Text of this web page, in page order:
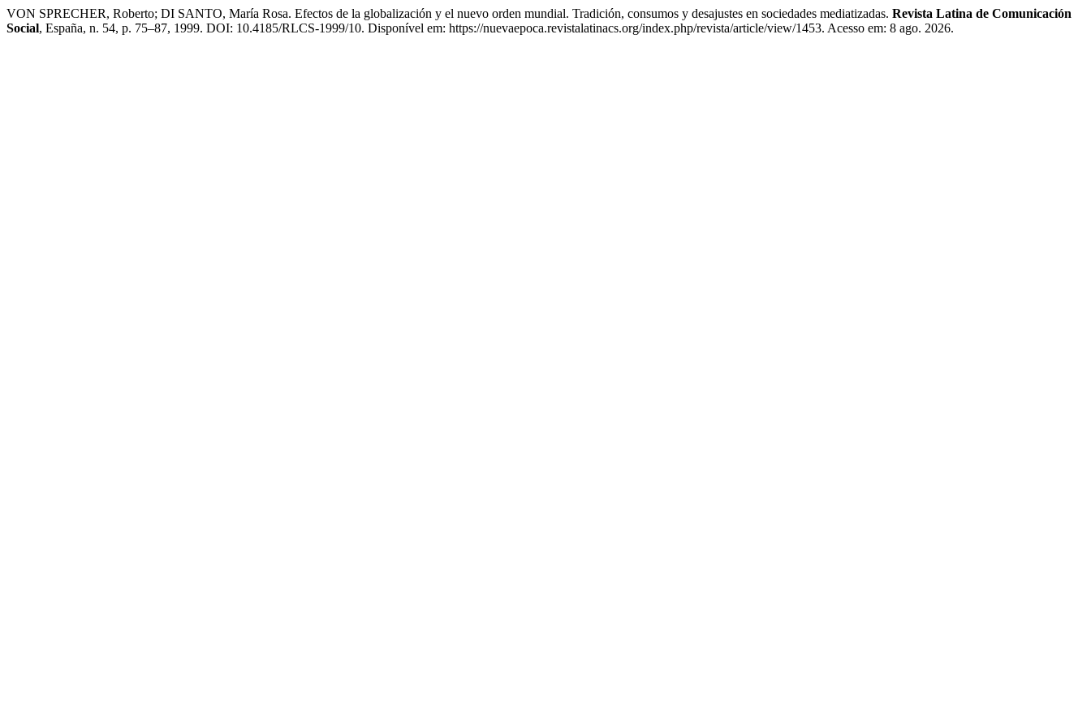
VON SPRECHER, Roberto; DI SANTO, María Rosa. Efectos de la globalización y el nuevo orden mundial. Tradición, consumos y desajustes en sociedades mediatizadas. Revista Latina de Comunicación
Social, España, n. 54, p. 75–87, 1999. DOI: 10.4185/RLCS-1999/10. Disponível em: https://nuevaepoca.revistalatinacs.org/index.php/revista/article/view/1453. Acesso em: 8 ago. 2026.